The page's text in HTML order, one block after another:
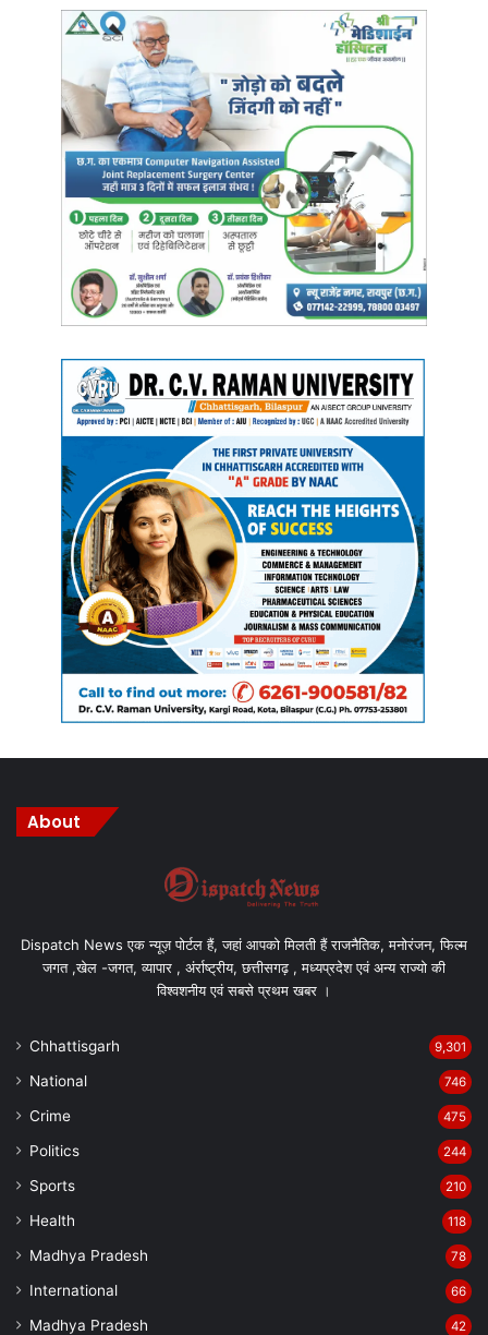
About
Dispatch News एक न्यूज़ पोर्टल हैं, जहां आपको मिलती हैं राजनैतिक, मनोरंजन, फिल्म
जगत ,खेल -जगत, व्यापार , अंर्राष्ट्रीय, छत्तीसगढ़ , मध्यप्रदेश एवं अन्य राज्यो की
विश्वशनीय एवं सबसे प्रथम खबर ।
Chhattisgarh 9,301
National 746
Crime 475
Politics 244
Sports 210
Health 118
Madhya Pradesh 78
International 66
Madhya Pradesh 42